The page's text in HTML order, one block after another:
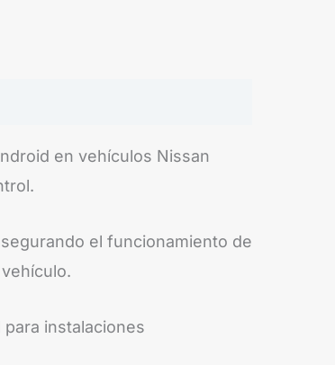
en vehículos Nissan
el funcionamiento de
instalaciones